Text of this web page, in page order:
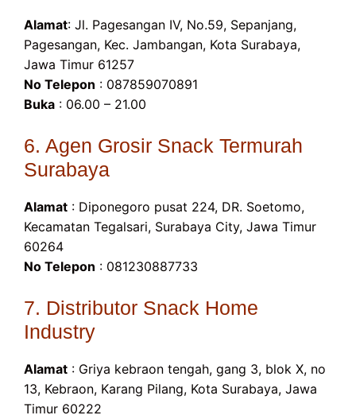
Alamat: Jl. Pagesangan IV, No.59, Sepanjang,
Pagesangan, Kec. Jambangan, Kota Surabaya,
Jawa Timur 61257
No Telepon : 087859070891
Buka : 06.00 – 21.00
6. Agen Grosir Snack Termurah
Surabaya
Alamat : Diponegoro pusat 224, DR. Soetomo,
Kecamatan Tegalsari, Surabaya City, Jawa Timur
60264
No Telepon : 081230887733
7. Distributor Snack Home
Industry
Alamat : Griya kebraon tengah, gang 3, blok X, no
13, Kebraon, Karang Pilang, Kota Surabaya, Jawa
Timur 60222